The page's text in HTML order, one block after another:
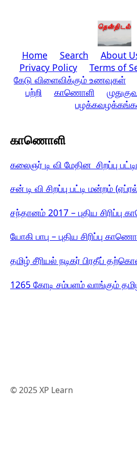
Home Search About
Privacy Policy
Terms of
கேடு விளைவிக்கும் உணவுகள்
பற்றி
காணொளி
காணொளி
கலைஞர் டி வி மேதின சிறப்பு
சன் டி வி சிறப்பு பட்டி மன்றம்
சந்தானம் 2017 – புதிய சிரிப்பு
யோகி பாபு – புதிய சிரிப்பு
தமிழ் சீரியல் நடிகர் பிரதீப்
1265 கோடி சம்பளம் வாங்கும்
© 2025 XP Learn